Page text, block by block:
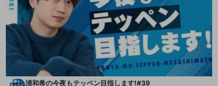
浦和希の今夜もテッペン目指します!#39